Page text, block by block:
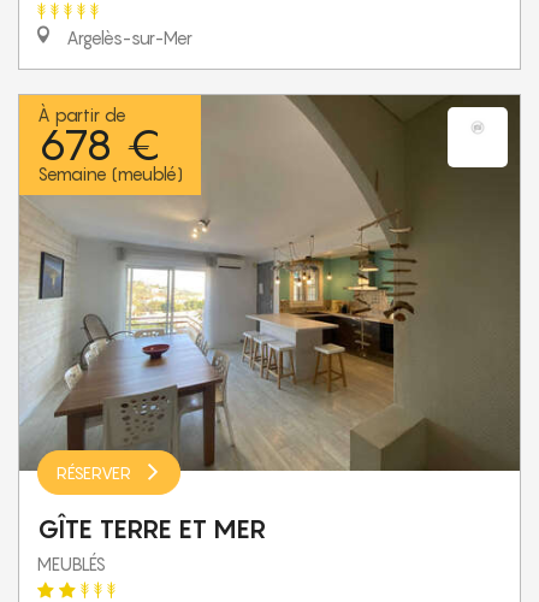
Argelès-sur-Mer
À partir de
678 €
Semaine (meublé)
RÉSERVER
GÎTE TERRE ET MER
MEUBLÉS